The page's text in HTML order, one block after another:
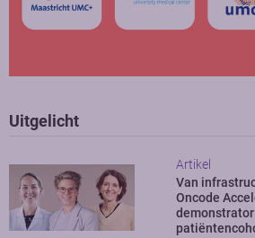
Uitgelicht
Artikel
Van
Oncode